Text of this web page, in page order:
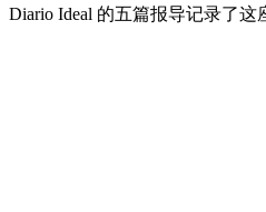
Diario Ideal 的五篇报导记录了